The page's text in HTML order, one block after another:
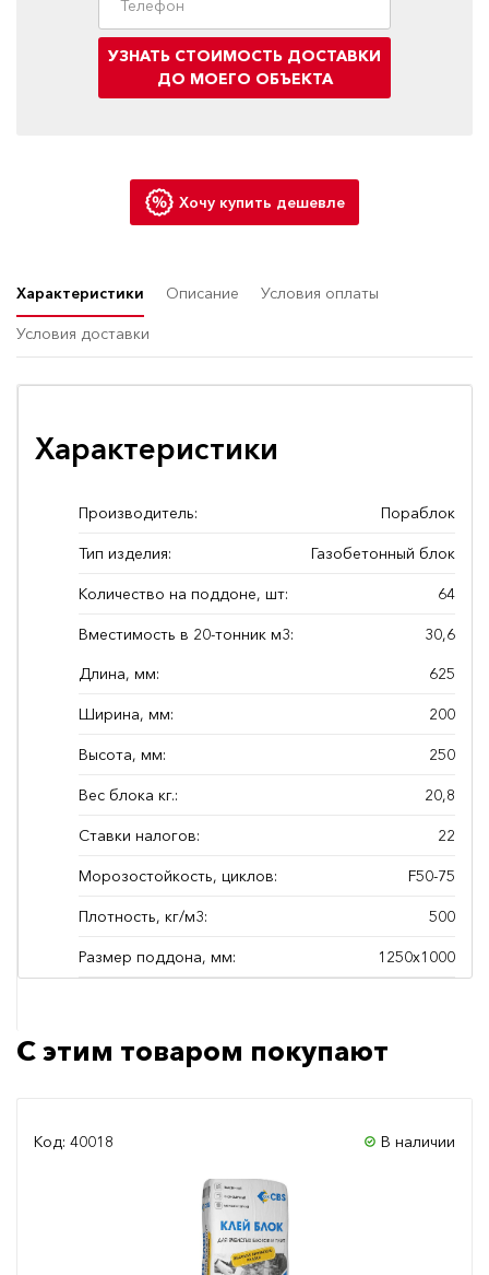
УЗНАТЬ СТОИМОСТЬ ДОСТАВКИ
ДО МОЕГО ОБЪЕКТА
Хочу купить дешевле
Характеристики Описание Условия оплаты
Условия доставки
Характеристики
Производитель: Пораблок
Тип изделия: Газобетонный блок
Количество на поддоне, шт: 64
Вместимость в 20-тонник м3:
30,6
Длина, мм:
625
Ширина, мм: 200
Высота, мм: 250
Вес блока кг.: 20,8
Ставки налогов: 22
Морозостойкость, циклов: F50-75
Плотность, кг/м3: 500
Размер поддона, мм: 1250х1000
С этим товаром покупают
Код: 40018 В наличии